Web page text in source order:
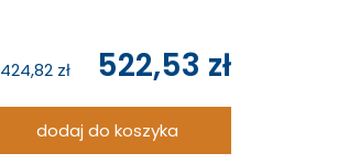
424,82 zł 522,53 zł
dodaj do koszyka